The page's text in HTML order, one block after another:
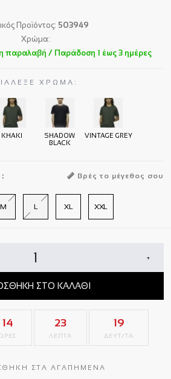
Προϊόντος: 503949
Χρώμα:
παραλαβή / Παράδoση 1 έως 3 ημέρες
ΧΡΩΜΑ:
KHAKI
SHADOW
BLACK
VINTAGE GREY
Βρές το μέγεθος σου
M L XL XXL
+
ΣΤΟ ΚΑΛΑΘΙ
14 23
ΛΕΠΤΑ
18
ΔΕΥΤ/ΤΑ
ΣΤΑ ΑΓΑΠΗΜΕΝΑ